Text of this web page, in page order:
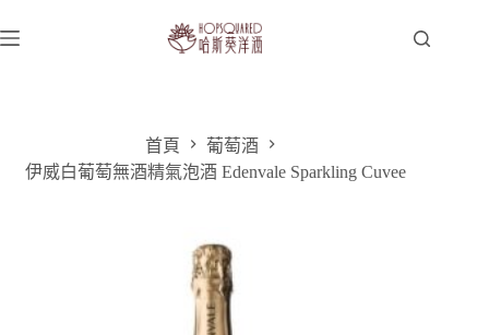
至
首頁
葡萄酒
伊威白葡萄無酒精氣泡酒 Edenvale Sparkling Cuvee